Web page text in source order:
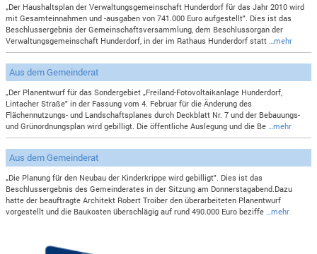
„Der Haushaltsplan der Verwaltungsgemeinschaft Hunderdorf für das Jahr 2010 wird
mit Gesamteinnahmen und -ausgaben von 741.000 Euro aufgestellt". Dies ist das
Beschlussergebnis der Gemeinschaftsversammlung, dem Beschlussorgan der
Verwaltungsgemeinschaft Hunderdorf, in der im Rathaus Hunderdorf statt
…mehr
Aus dem Gemeinderat
„Der Planentwurf für das Sondergebiet „Freiland-Fotovoltaikanlage Hunderdorf,
Lintacher Straße" in der Fassung vom 4. Februar für die Änderung des
Flächennutzungs- und Landschaftsplanes durch Deckblatt Nr. 7 und der Bebauungs-
und Grünordnungsplan wird gebilligt. Die öffentliche Auslegung und die Be
…mehr
Aus dem Gemeinderat
„Die Planung für den Neubau der Kinderkrippe wird gebilligt". Dies ist das
Beschlussergebnis des Gemeinderates in der Sitzung am Donnerstagabend.Dazu
hatte der beauftragte Architekt Robert Troiber den überarbeiteten Planentwurf
vorgestellt und die Baukosten überschlägig auf rund 490.000 Euro beziffe
…mehr